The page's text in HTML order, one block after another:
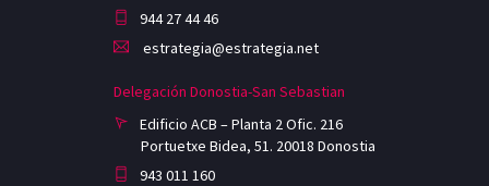
944 27 44 46
estrategia@estrategia.net
Delegación Donostia-San Sebastian
Edificio ACB – Planta 2 Ofic. 216
Portuetxe Bidea, 51. 20018 Donostia
943 011 160